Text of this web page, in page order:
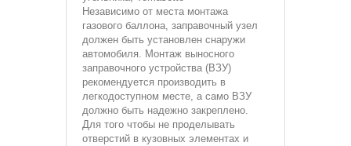
Независимо от места монтажа
газового баллона, заправочный узел
должен быть установлен снаружи
автомобиля. Монтаж выносного
заправочного устройства (ВЗУ)
рекомендуется производить в
легкодоступном месте, а само ВЗУ
должно быть надежно закреплено.
Для того чтобы не проделывать
отверстий в кузовных элементах и